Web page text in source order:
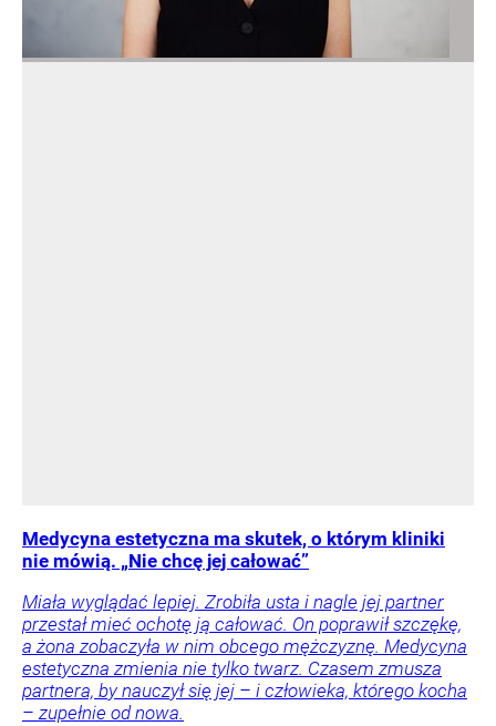
Medycyna estetyczna ma skutek, o którym kliniki
nie mówią. „Nie chcę jej całować”
Miała wyglądać lepiej. Zrobiła usta i nagle jej partner
przestał mieć ochotę ją całować. On poprawił szczękę,
a żona zobaczyła w nim obcego mężczyznę. Medycyna
estetyczna zmienia nie tylko twarz. Czasem zmusza
partnera, by nauczył się jej – i człowieka, którego kocha
– zupełnie od nowa.